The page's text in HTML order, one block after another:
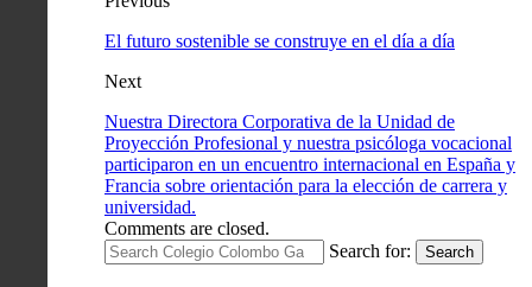
El futuro sostenible se construye en el día a día
Next
Nuestra Directora Corporativa de la Unidad de
Proyección Profesional y nuestra psicóloga vocacional
participaron en un encuentro internacional en España y
Francia sobre orientación para la elección de carrera y
universidad.
Comments are closed.
Search for:
Search